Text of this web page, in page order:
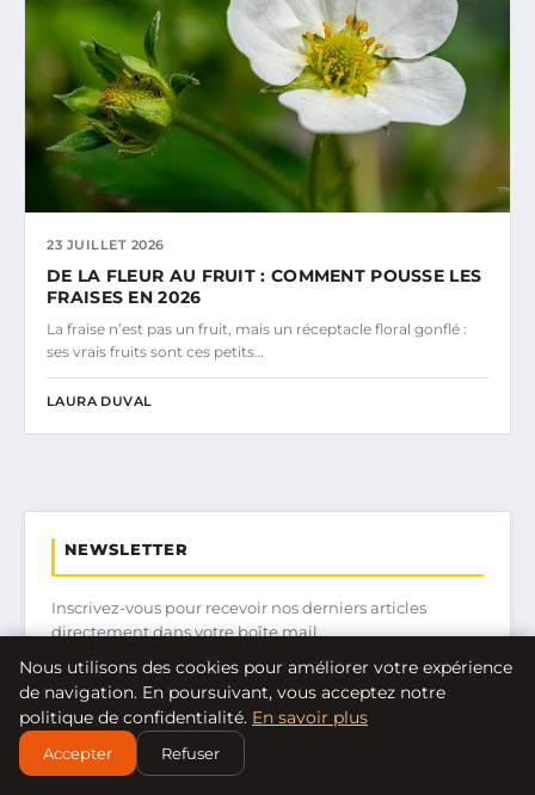
23 JUILLET 2026
DE LA FLEUR AU FRUIT : COMMENT POUSSE LES
FRAISES EN 2026
La fraise n’est pas un fruit, mais un réceptacle floral gonflé :
ses vrais fruits sont ces petits…
LAURA DUVAL
NEWSLETTER
Inscrivez-vous pour recevoir nos derniers articles
directement dans votre boîte mail.
S'INSCRIRE
Nous utilisons des cookies pour améliorer votre expérience
de navigation. En poursuivant, vous acceptez notre
politique de confidentialité. En savoir plus
Accepter Refuser